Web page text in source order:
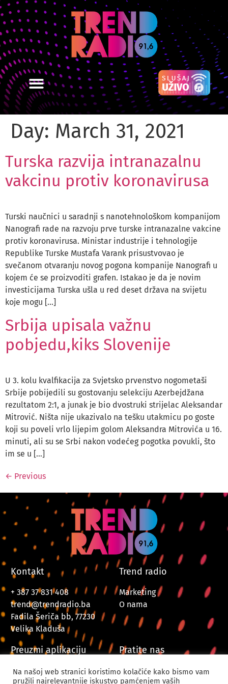
Day: March 31, 2021
Turska razvija intranazalnu
vakcinu protiv koronavirusa
Turski naučnici u saradnji s nanotehnološkom kompanijom
Nanografi rade na razvoju prve turske intranazalne vakcine
protiv koronavirusa. Ministar industrije i tehnologije
Republike Turske Mustafa Varank prisustvovao je
svečanom otvaranju novog pogona kompanije Nanografi u
kojem će se proizvoditi grafen. Istakao je da je novim
investicijama Turska ušla u red deset država na svijetu
koje mogu […]
Srbija upisala važnu
pobjedu,kiks Slovenije
U 3. kolu kvalfikacija za Svjetsko prvenstvo nogometaši
Srbije pobijedili su gostovanju selekciju Azerbejdžana
rezultatom 2:1, a junak je bio dvostruki strijelac Aleksandar
Mitrović. Ništa nije ukazivalo na tešku utakmicu po goste
koji su poveli vrlo lijepim golom Aleksandra Mitrovića u 16.
minuti, ali su se Srbi nakon vodećeg pogotka povukli, što
im se u […]
← Previous
Kontakt
+ 387 37 831 408
trend@trendradio.ba
Fadila Šeriča bb, 77230
Velika Kladuša
Trend radio
Marketing
O nama
Preuzmi aplikaciju Pratite nas
Na našoj web stranici koristimo kolačiće kako bismo vam
pružili najrelevantnije iskustvo pamćenjem vaših